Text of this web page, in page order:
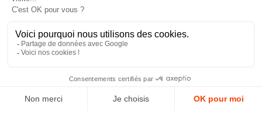
J'accepte les conditions générales et la politique de
AVIS VÉRIFIÉS